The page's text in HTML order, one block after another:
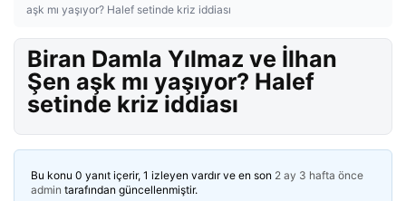
aşk mı yaşıyor? Halef setinde kriz iddiası
Biran Damla Yılmaz ve İlhan
Şen aşk mı yaşıyor? Halef
setinde kriz iddiası
Bu konu 0 yanıt içerir, 1 izleyen vardır ve en son 2 ay 3 hafta önce
admin tarafından güncellenmiştir.